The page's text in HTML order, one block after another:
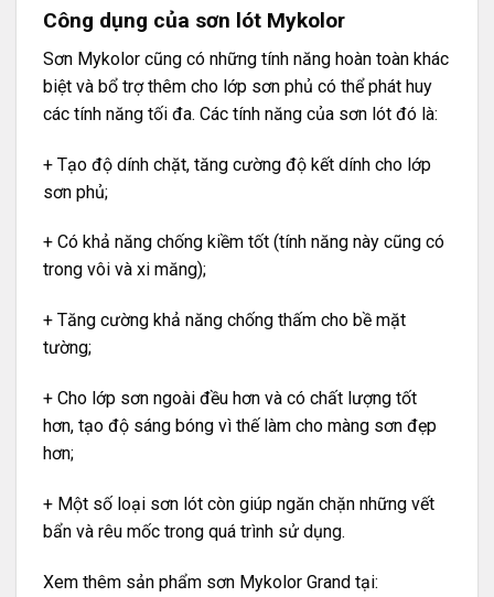
Công dụng của sơn lót Mykolor
Sơn Mykolor cũng có những tính năng hoàn toàn khác
biệt và bổ trợ thêm cho lớp sơn phủ có thể phát huy
các tính năng tối đa. Các tính năng của sơn lót đó là:
+ Tạo độ dính chặt, tăng cường độ kết dính cho lớp
sơn phủ;
+ Có khả năng chống kiềm tốt (tính năng này cũng có
trong vôi và xi măng);
+ Tăng cường khả năng chống thấm cho bề mặt
tường;
+ Cho lớp sơn ngoài đều hơn và có chất lượng tốt
hơn, tạo độ sáng bóng vì thế làm cho màng sơn đẹp
hơn;
+ Một số loại sơn lót còn giúp ngăn chặn những vết
bẩn và rêu mốc trong quá trình sử dụng.
Xem thêm sản phẩm sơn Mykolor Grand tại: